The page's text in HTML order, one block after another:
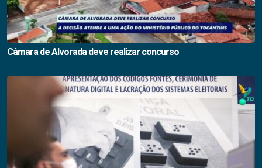
Câmara de Alvorada deve realizar concurso